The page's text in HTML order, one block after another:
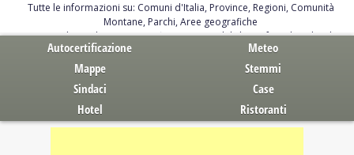
Tutte le informazioni su: Comuni d'Italia, Province, Regioni, Comunità
Montane, Parchi, Aree geografiche
Servizi al Cittadino. Autocertificazione, moduli, leggi, free download
Autocertificazione
Meteo
Mappe
Stemmi
Sindaci
Case
Hotel
Ristoranti